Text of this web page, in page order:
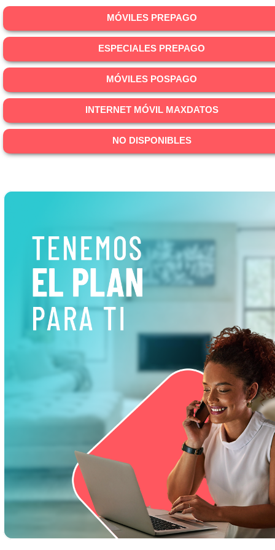
MÓVILES PREPAGO
ESPECIALES PREPAGO
MÓVILES POSPAGO
INTERNET MÓVIL MAXDATOS
NO DISPONIBLES